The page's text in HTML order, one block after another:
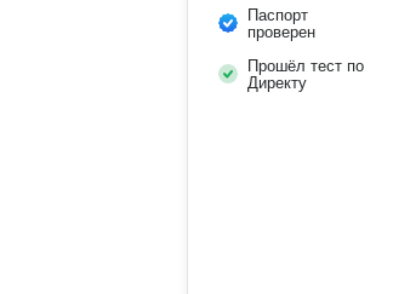
Паспорт
проверен
Прошёл тест по
Директу